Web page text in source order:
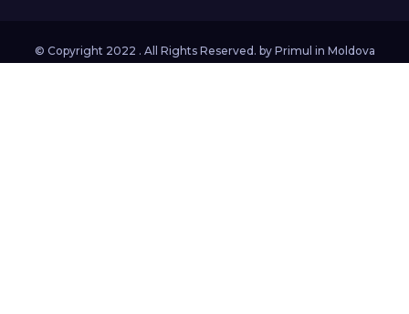
© Copyright 2022 . All Rights Reserved. by Primul in Moldova